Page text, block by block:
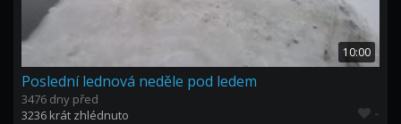
10:00
Poslední lednová neděle pod ledem
3476 dny před
3236 krát zhlédnuto
-